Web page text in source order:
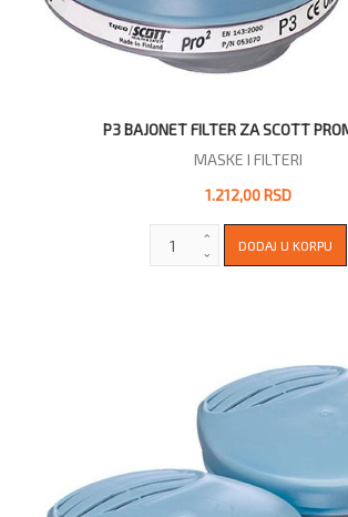
P3 BAJONET FILTER ZA SCOTT
MASKE I FILTERI
1.212,00 RSD